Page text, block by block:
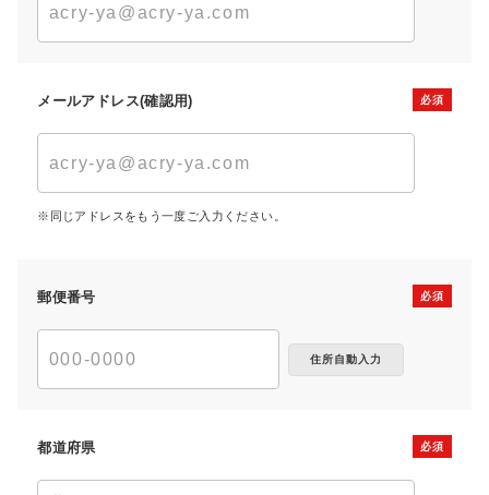
メールアドレス(確認用)
同じアドレスをもう一度ご入力ください。
郵便番号
住所自動入力
都道府県